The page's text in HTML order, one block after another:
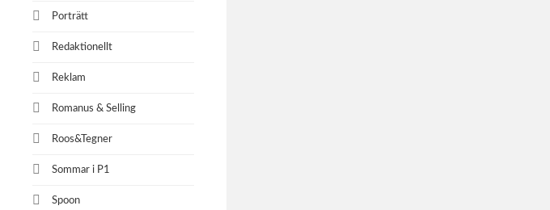
Porträtt
Redaktionellt
Reklam
Romanus & Selling
Roos&Tegner
Sommar i P1
Spoon